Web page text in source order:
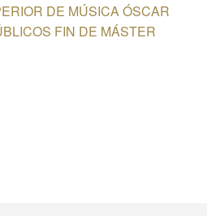
DE MÚSICA ÓSCAR
FIN DE MÁSTER